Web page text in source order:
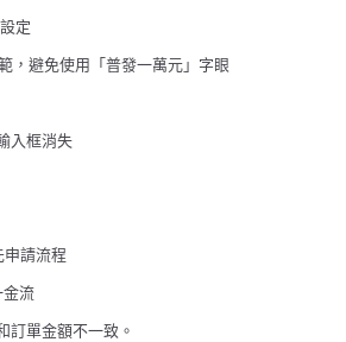
定
，避免使用「普發一萬元」字眼
入框消失
申請流程
金流
訂單金額不一致。